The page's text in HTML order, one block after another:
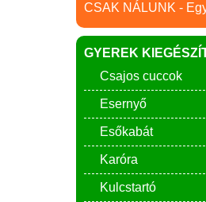
CSAK NÁLUNK -
GYEREK
Csajos cuccok
Esernyő
Esőkabát
Karóra
Kulcstartó